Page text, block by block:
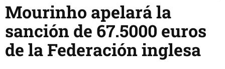
Mourinho apelará la
sanción de 67.5000 euros
de la Federación inglesa